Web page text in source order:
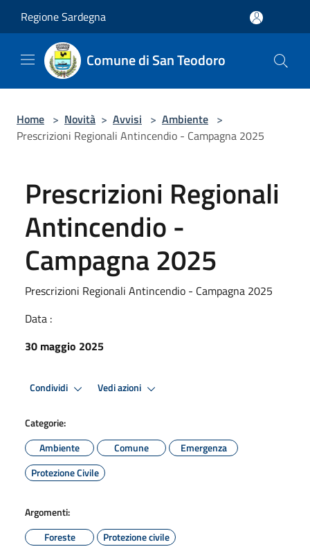
Regione Sardegna
Comune di San Teodoro
Home > Novità > Avvisi > Ambiente >
Prescrizioni Regionali Antincendio - Campagna 2025
Prescrizioni Regionali
Antincendio -
Campagna 2025
Prescrizioni Regionali Antincendio - Campagna 2025
Data :
30 maggio 2025
Condividi Vedi azioni
Categorie:
Ambiente
Comune
Emergenza
Protezione Civile
Argomenti:
Foreste
Protezione civile